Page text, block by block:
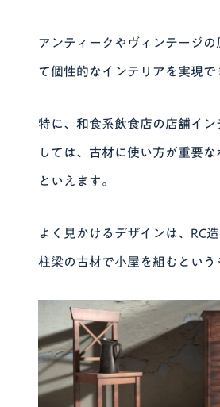
アンティークやヴィンテージの
て個性的なインテリアを実現で
特に、和食系飲食店の店舗イン
しては、古材に使い方が重要な
といえます。
よく見かけるデザインは、RC
柱梁の古材で小屋を組むという